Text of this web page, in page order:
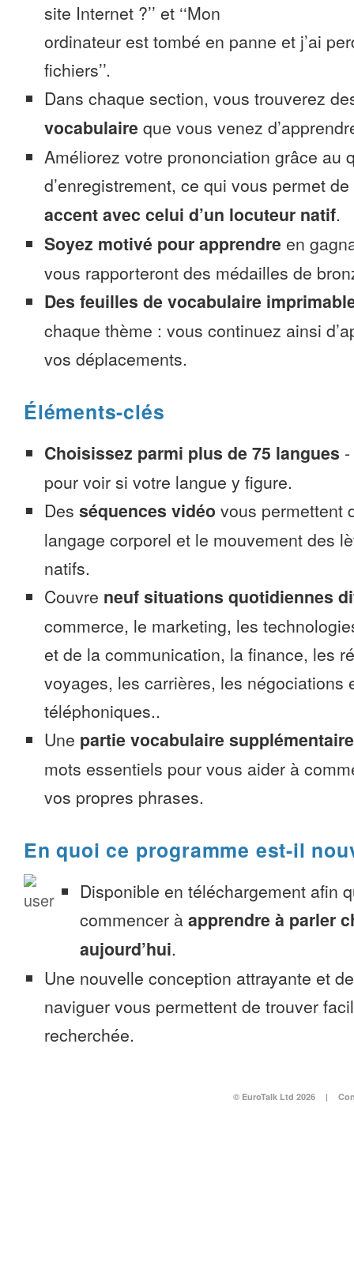
site Internet ?’’ et ‘‘Mon
ordinateur est tombé en panne et j’ai
fichiers’’.
Dans chaque section, vous trouverez
vocabulaire que vous venez
Améliorez votre prononciation grâce au
d’enregistrement, ce qui vous permet de
accent avec celui d’un locuteur natif.
Soyez motivé pour apprendre en
vous rapporteront des médailles de
Des feuilles de vocabulaire
chaque thème : vous continuez ainsi
vos déplacements.
Éléments-clés
Choisissez parmi plus de 75 langues -
pour voir si votre langue y figure.
Des séquences vidéo vous permettent
langage corporel et le mouvement des
natifs.
Couvre neuf situations quotidiennes
commerce, le marketing, les
et de la communication, la finance, les
voyages, les carrières, les négociations
téléphoniques..
Une partie vocabulaire supplémentaire
mots essentiels pour vous aider à
vos propres phrases.
En quoi ce programme est-il
Disponible en téléchargement afin
commencer à apprendre à parler
aujourd’hui.
Une nouvelle conception attrayante et
naviguer vous permettent de trouver
recherchée.
© EuroTalk Ltd 2026 |